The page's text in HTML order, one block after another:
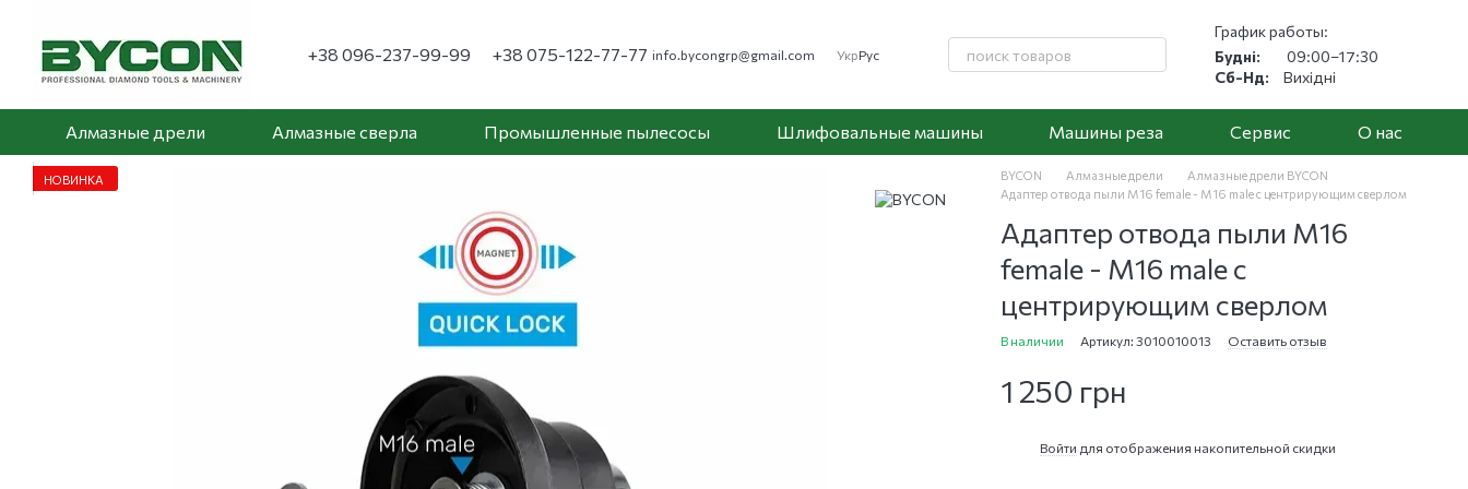
+38 096-237-99-99 +38 075-122-77-77 info.bycongrp@gmail.com УкрРус
График работы:
Будні:
09:00–17:30
Сб-Нд:
Вихідні
Алмазные дрели Алмазные сверла Промышленные пылесосы Шлифовальные машины Машины реза Cервис О нас
BYCON Алмазные дрели
Алмазные дрели BYCON
Адаптер отвода пыли М16 female - М16 male с центрирующим сверлом
Адаптер отвода пыли М16
female - М16 male с
центрирующим сверлом
В наличии Артикул: 3010010013 Оставить отзыв
1 250 грн
Войти для отображения накопительной скидки
НОВИНКА